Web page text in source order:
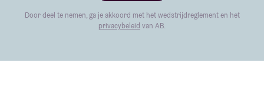
Door deel te nemen, ga je akkoord met het wedstrijdreglement en het
privacybeleid van AB.